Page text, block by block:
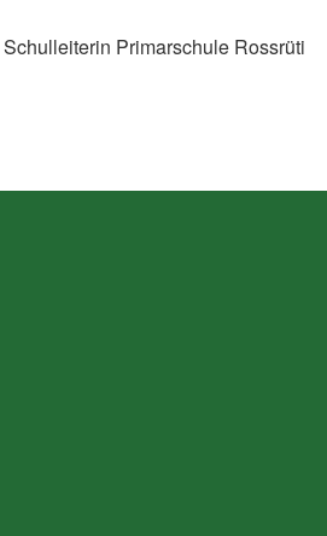
Schulleiterin Primarschule Rossrüti